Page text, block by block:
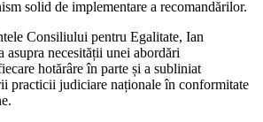
solid de implementare a recomandărilor.
Consiliului pentru Egalitate, Ian
asupra necesității unei abordări
hotărâre în parte și a subliniat
practicii judiciare naționale în conformitate